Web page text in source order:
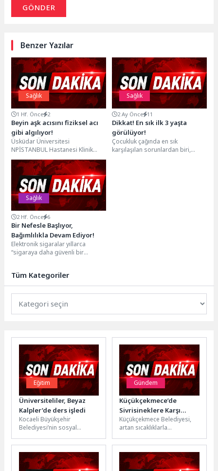
GÖNDER
Benzer Yazılar
Sağlık
1 Hf. Önce 2
Beyin aşk acısını fiziksel acı
gibi algılıyor!
Üsküdar Üniversitesi
NPİSTANBUL Hastanesi Klinik
Psikolog Şule Ataş, aşk acısının
beyinde ve psikolojide nasıl
işlendiği, ayrılık...
Sağlık
2 Ay Önce 11
Dikkat! En sık ilk 3 yaşta
görülüyor!
Çocukluk çağında en sık
karşılaşılan sorunlardan biri,
Sağlık
2 Hf. Önce 6
Bir Nefesle Başlıyor,
Bağımlılıkla Devam Ediyor!
Elektronik sigaralar yıllarca
“sigaraya daha güvenli bir
Tüm Kategoriler
Eğitim
Üniversiteliler, Beyaz
Kalpler’de ders işledi
Kocaeli Büyükşehir
Belediyesi’nin sosyal
hayata geçirdiği Beyaz
Kalpler Eğitim ve Gelişim
Merkezi,...
Gündem
Küçükçekmece’de
Sivrisineklere Karşı
Mücadele Yoğunlaştı
Küçükçekmece Belediyesi,
artan sıcaklıklarla
karasinek ve haşereleri
etkisiz hale getirmek
amacıyla ilçe genelinde...